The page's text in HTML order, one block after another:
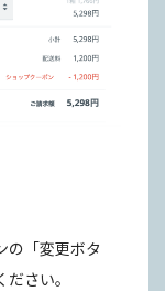
の「変更ボタ
さい。